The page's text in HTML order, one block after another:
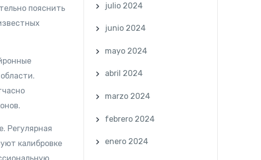
пояснить
Регулярная
калибровке
julio 2024
junio 2024
mayo 2024
abril 2024
marzo 2024
febrero 2024
enero 2024